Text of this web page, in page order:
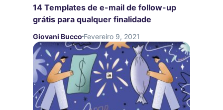
14 Templates de e-mail de follow-up
grátis para qualquer finalidade
Giovani Bucco Fevereiro 9, 2021